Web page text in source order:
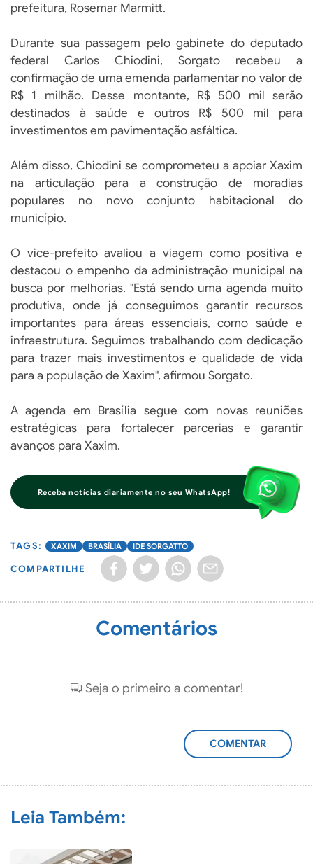
prefeitura, Rosemar Marmitt.
Durante sua passagem pelo gabinete do deputado
federal Carlos Chiodini, Sorgato recebeu a
confirmação de uma emenda parlamentar no valor de
R$ 1 milhão. Desse montante, R$ 500 mil serão
destinados à saúde e outros R$ 500 mil para
investimentos em pavimentação asfáltica.
Além disso, Chiodini se comprometeu a apoiar Xaxim
na articulação para a construção de moradias
populares no novo conjunto habitacional do
município.
O vice-prefeito avaliou a viagem como positiva e
destacou o empenho da administração municipal na
busca por melhorias. "Está sendo uma agenda muito
produtiva, onde já conseguimos garantir recursos
importantes para áreas essenciais, como saúde e
infraestrutura. Seguimos trabalhando com dedicação
para trazer mais investimentos e qualidade de vida
para a população de Xaxim", afirmou Sorgato.
A agenda em Brasília segue com novas reuniões
estratégicas para fortalecer parcerias e garantir
avanços para Xaxim.
Receba notícias diariamente no seu WhatsApp!
XAXIM BRASÍLIA IDE SORGATTO
COMPARTILHE
Comentários
Seja o primeiro a comentar!
ADICIONAR
Leia Também: